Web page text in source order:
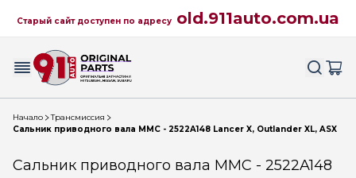
Старый сайт доступен по адресу old.911auto.com.ua
Начало
Трансмиссия
Сальник приводного вала MMC - 2522A148 Lancer X, Outlander XL, ASX
Сальник приводного вала MMC - 2522A148